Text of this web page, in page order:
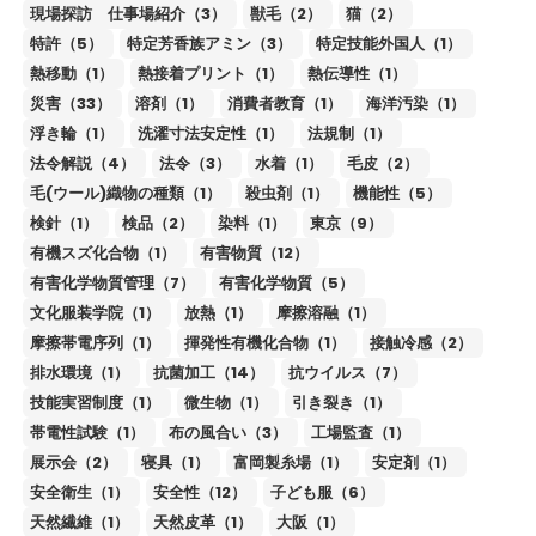
現場探訪 仕事場紹介（3）
獣毛（2）
猫（2）
特許（5）
特定芳香族アミン（3）
特定技能外国人（1）
熱移動（1）
熱接着プリント（1）
熱伝導性（1）
災害（33）
溶剤（1） 消費者教育（1）
海洋汚染（1）
浮き輪（1）
洗濯寸法安定性（1）
法規制（1）
法令解説（4）
法令（3） 水着（1）
毛皮（2）
毛(ウール)織物の種類（1）
殺虫剤（1）
機能性（5）
検針（1）
検品（2） 染料（1）
東京（9）
有機スズ化合物（1）
有害物質（12）
有害化学物質管理（7）
有害化学物質（5）
文化服装学院（1）
放熱（1）
摩擦溶融（1）
摩擦帯電序列（1）
揮発性有機化合物（1）
接触冷感（2）
排水環境（1）
抗菌加工（14）
抗ウイルス（7）
技能実習制度（1）
微生物（1）
引き裂き（1）
帯電性試験（1）
布の風合い（3）
工場監査（1）
展示会（2）
寝具（1） 富岡製糸場（1）
安定剤（1）
安全衛生（1）
安全性（12）
子ども服（6）
天然繊維（1）
天然皮革（1）
大阪（1）